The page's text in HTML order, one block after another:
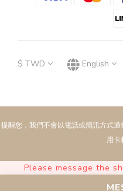
Please message the
$ TWD English
提醒您，我們不會以電話或簡訊方式
用卡